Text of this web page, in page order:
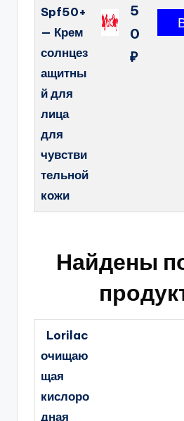
Spf50+
— Крем
солнцез
ащитны
й для
лица
для
чувстви
тельной
кожи
5
0
₽
Найдены
Lorilac
очищаю
щая
кислоро
дная